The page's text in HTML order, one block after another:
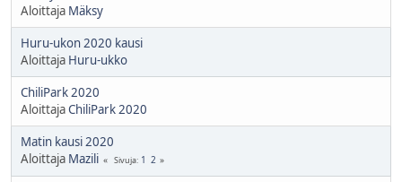
Aloittaja Mäksy
Huru-ukon 2020 kausi
Aloittaja Huru-ukko
ChiliPark 2020
AloittajaChiliPark 2020
Matin kausi 2020
Aloittaja Mazili Sivuja 1 2